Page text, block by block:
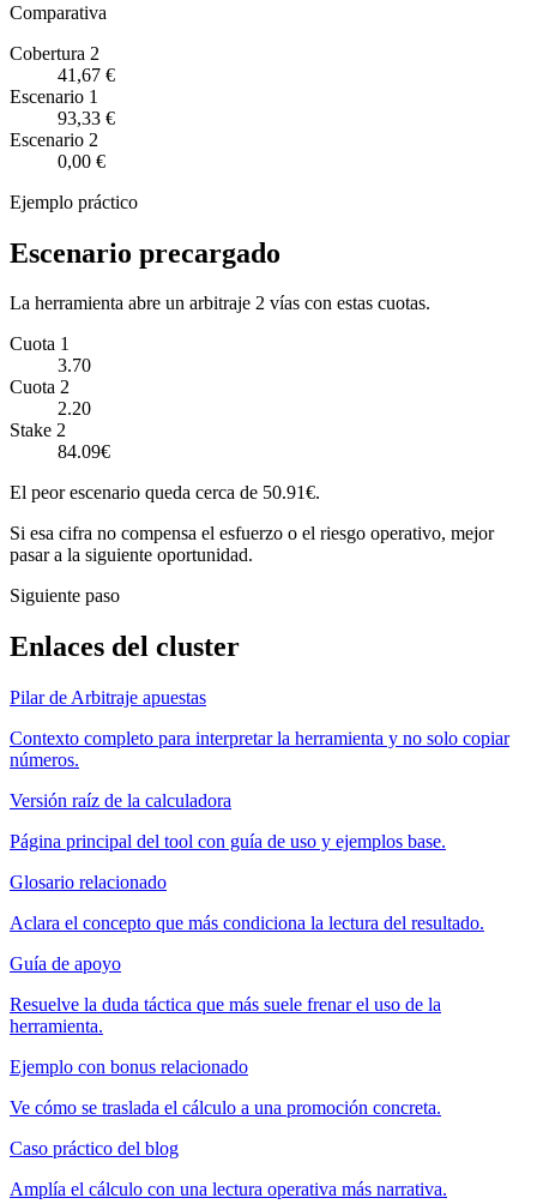
Comparativa
Cobertura 2
41,67 €
Escenario 1
93,33 €
Escenario 2
0,00 €
Ejemplo práctico
Escenario precargado
La herramienta abre un arbitraje 2 vías con estas cuotas.
Cuota 1
3.70
Cuota 2
2.20
Stake 2
84.09€
El peor escenario queda cerca de 50.91€.
Si esa cifra no compensa el esfuerzo o el riesgo operativo, mejor
pasar a la siguiente oportunidad.
Siguiente paso
Enlaces del cluster
Pilar de Arbitraje apuestas
Contexto completo para interpretar la herramienta y no solo copiar
números.
Versión raíz de la calculadora
Página principal del tool con guía de uso y ejemplos base.
Glosario relacionado
Aclara el concepto que más condiciona la lectura del resultado.
Guía de apoyo
Resuelve la duda táctica que más suele frenar el uso de la
herramienta.
Ejemplo con bonus relacionado
Ve cómo se traslada el cálculo a una promoción concreta.
Caso práctico del blog
Amplía el cálculo con una lectura operativa más narrativa.